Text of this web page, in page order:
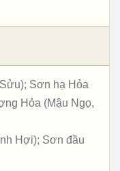
Sơn hạ Hỏa
Hỏa (Mậu Ngọ,
Hợi); Sơn đầu